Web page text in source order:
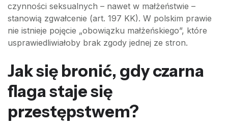
czynności seksualnych – nawet w małżeństwie –
stanowią zgwałcenie (art. 197 KK). W polskim prawie
nie istnieje pojęcie „obowiązku małżeńskiego”, które
usprawiedliwiałoby brak zgody jednej ze stron.
Jak się bronić, gdy czarna
flaga staje się
przestępstwem?